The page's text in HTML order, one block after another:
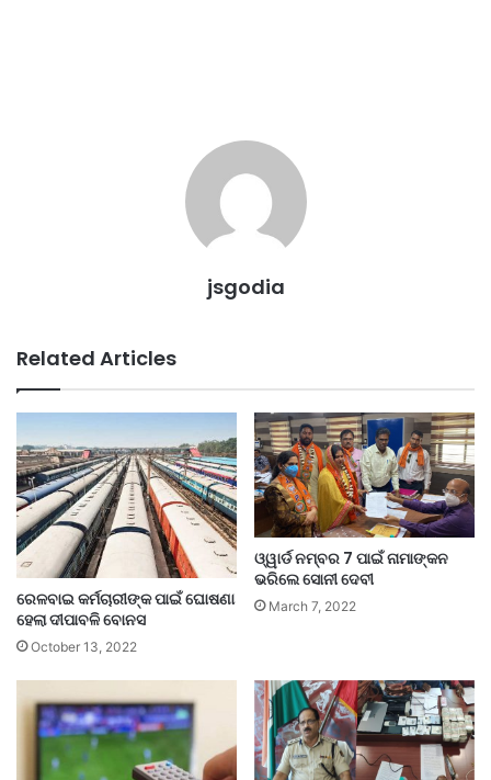
jsgodia
Related Articles
ରେଳବାଇ କର୍ମଚାରୀଙ୍କ ପାଇଁ ଘୋଷଣା
ହେଲା ଦୀପାବଳି ବୋନସ
October 13, 2022
ଓ୍ୱାର୍ଡ ନମ୍ବର 7 ପାଇଁ ନାମାଙ୍କନ
ଭରିଲେ ସୋନୀ ଦେବୀ
March 7, 2022